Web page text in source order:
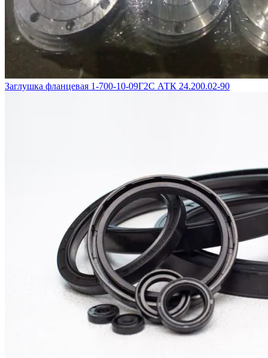
Заглушка фланцевая 1-700-10-09Г2С АТК 24.200.02-90